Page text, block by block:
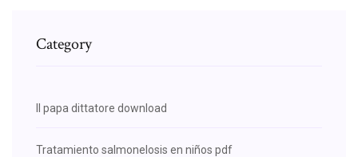
Category
Il papa dittatore download
Tratamiento salmonelosis en niños pdf